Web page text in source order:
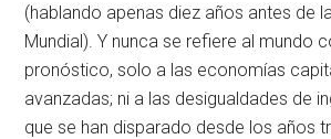
(hablando apenas diez años antes de
Mundial). Y nunca se refiere al mundo
pronóstico, solo a las economías
avanzadas; ni a las desigualdades de
que se han disparado desde los años